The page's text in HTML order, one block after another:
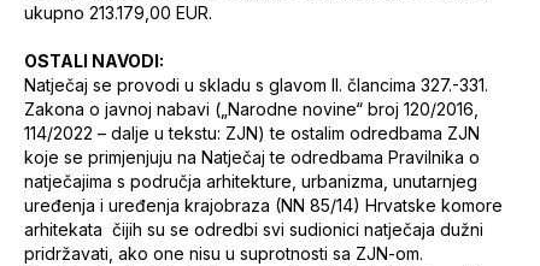
ukupno 213.179,00 EUR.
OSTALI NAVODI:
Natječaj se provodi u skladu s glavom II. člancima 327.-331.
Zakona o javnoj nabavi („Narodne novine“ broj 120/2016,
114/2022 – dalje u tekstu: ZJN) te ostalim odredbama ZJN
koje se primjenjuju na Natječaj te odredbama Pravilnika o
natječajima s područja arhitekture, urbanizma, unutarnjeg
uređenja i uređenja krajobraza (NN 85/14) Hrvatske komore
arhitekata čijih su se odredbi svi sudionici natječaja dužni
pridržavati, ako one nisu u suprotnosti sa ZJN-om.